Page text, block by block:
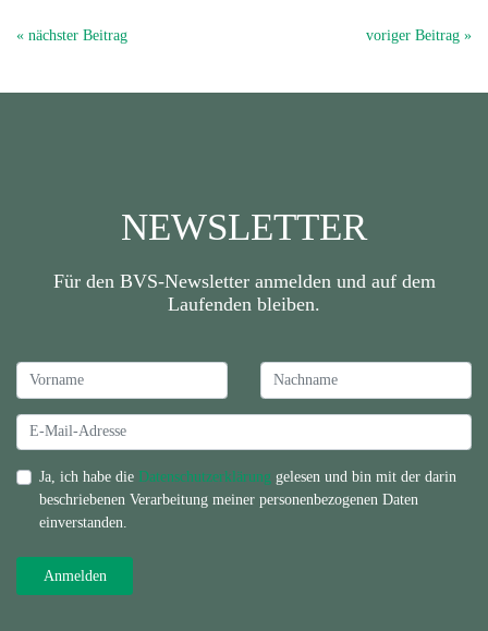
« nächster Beitrag voriger Beitrag »
NEWSLETTER
Für den BVS-Newsletter anmelden und auf dem
Laufenden bleiben.
Ja, ich habe die Datenschutzerklärung gelesen und bin mit der darin
beschriebenen Verarbeitung meiner personenbezogenen Daten
einverstanden.